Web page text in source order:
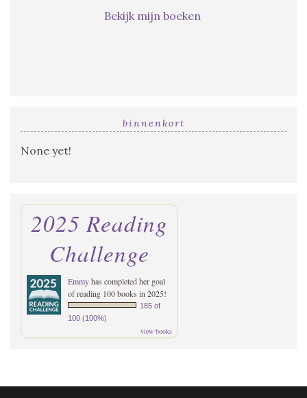
Bekijk mijn boeken
binnenkort
None yet!
2025 Reading
Challenge
Emmyhas completed her goal
of reading 100 books in 2025!
185 of
100 (100%)
view books